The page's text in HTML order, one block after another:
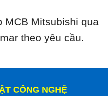
MCB Mitsubishi qua
theo yêu cầu.
CÔNG NGHỆ